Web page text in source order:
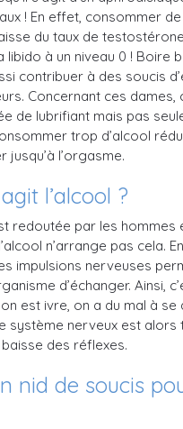
! En effet, consommer de
du taux de
libido à un niveau 0 ! Boire
contribuer à des soucis
Concernant ces dames,
de lubrifiant mais pas
trop d’alcool
jusqu’à l’orgasme.
l’alcool ?
redoutée par les hommes
n’arrange pas cela.
impulsions nerveuses
d’échanger. Ainsi,
est ivre, on a du mal à se
système nerveux est alors
des réflexes.
nid de soucis